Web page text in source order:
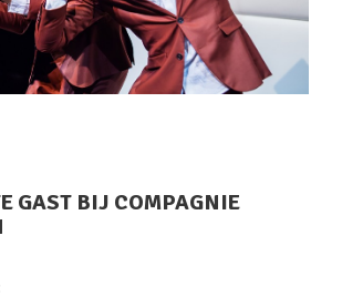
GAST BIJ COMPAGNIE